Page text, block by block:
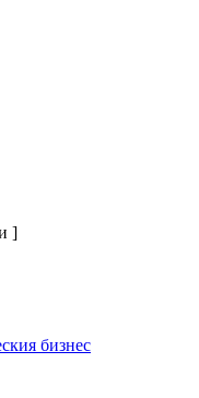
]
бизнес